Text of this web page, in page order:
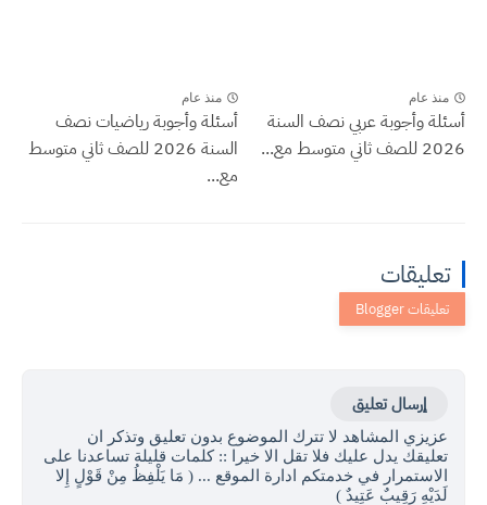
منذ عام
أسئلة وأجوبة عربي نصف السنة
2026 للصف ثاني متوسط مع...
منذ عام
أسئلة وأجوبة رياضيات نصف
السنة 2026 للصف ثاني متوسط
مع...
تعليقات
إرسال تعليق
عزيزي المشاهد لا تترك الموضوع بدون تعليق وتذكر ان
تعليقك يدل عليك فلا تقل الا خيرا :: كلمات قليلة تساعدنا على
الاستمرار في خدمتكم ادارة الموقع ... ( مَا يَلْفِظُ مِنْ قَوْلٍ إِلا
لَدَيْهِ رَقِيبٌ عَتِيدٌ )